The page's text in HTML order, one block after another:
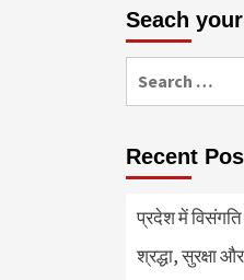
Seach
for:
Recent
प्रदेश में
श्रद्धा, सुरक्षा